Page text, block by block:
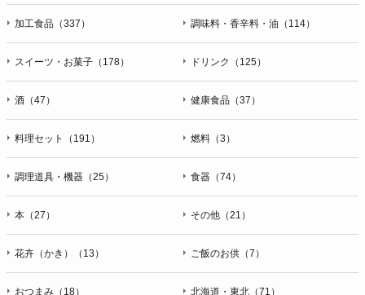
加工食品（337） 調味料・香辛料・油（114）
スイーツ・お菓子（178） ドリンク（125）
酒（47） 健康食品（37）
料理セット（191） 燃料（3）
調理道具・機器（25） 食器（74）
本（27） その他（21）
花卉（かき）（13） ご飯のお供（7）
おつまみ（18） 北海道・東北（71）